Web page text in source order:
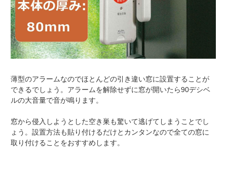
薄型のアラームなのでほとんどの引き違い窓に設置することが
できるでしょう。アラームを解除せずに窓が開いたら90デシベ
ルの大音量で音が鳴ります。
窓から侵入しようとした空き巣も驚いて逃げてしまうことでし
ょう。設置方法も貼り付けるだけとカンタンなので全ての窓に
取り付けることをおすすめします。